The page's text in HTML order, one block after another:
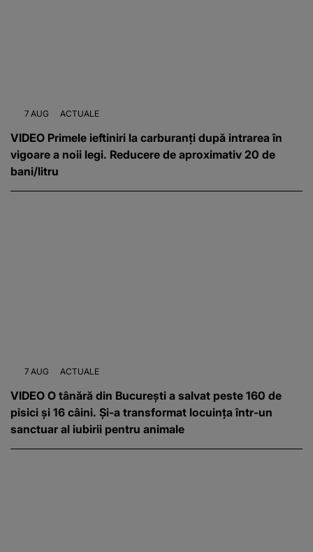
7 AUG ACTUALE
VIDEO Primele ieftiniri la carburanți după intrarea în
vigoare a noii legi. Reducere de aproximativ 20 de
bani/litru
7 AUG ACTUALE
VIDEO O tânără din București a salvat peste 160 de
pisici și 16 câini. Și-a transformat locuința într-un
sanctuar al iubirii pentru animale